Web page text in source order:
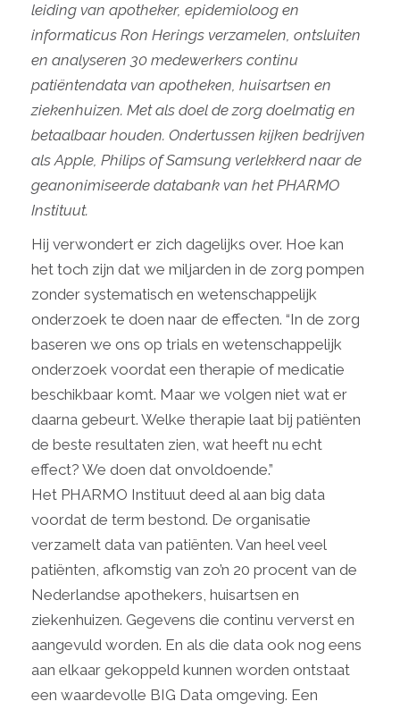
leiding van apotheker, epidemioloog en
informaticus Ron Herings verzamelen, ontsluiten
en analyseren 30 medewerkers continu
patiëntendata van apotheken, huisartsen en
ziekenhuizen. Met als doel de zorg doelmatig en
betaalbaar houden. Ondertussen kijken bedrijven
als Apple, Philips of Samsung verlekkerd naar de
geanonimiseerde databank van het PHARMO
Instituut.
Hij verwondert er zich dagelijks over. Hoe kan
het toch zijn dat we miljarden in de zorg pompen
zonder systematisch en wetenschappelijk
onderzoek te doen naar de effecten. “In de zorg
baseren we ons op trials en wetenschappelijk
onderzoek voordat een therapie of medicatie
beschikbaar komt. Maar we volgen niet wat er
daarna gebeurt. Welke therapie laat bij patiënten
de beste resultaten zien, wat heeft nu echt
effect? We doen dat onvoldoende.”
Het PHARMO Instituut deed al aan big data
voordat de term bestond. De organisatie
verzamelt data van patiënten. Van heel veel
patiënten, afkomstig van zo’n 20 procent van de
Nederlandse apothekers, huisartsen en
ziekenhuizen. Gegevens die continu ververst en
aangevuld worden. En als die data ook nog eens
aan elkaar gekoppeld kunnen worden ontstaat
een waardevolle BIG Data omgeving. Een